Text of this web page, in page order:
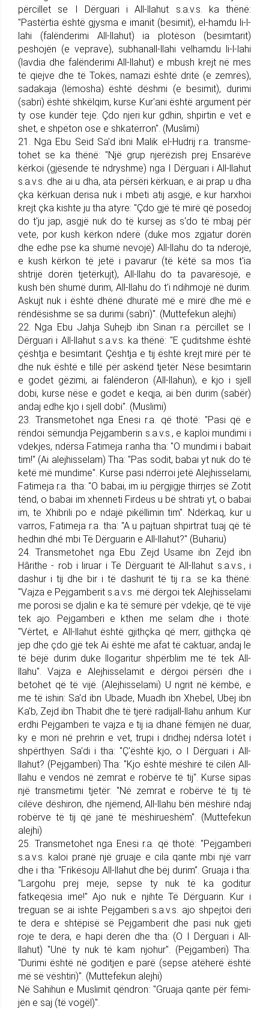
përcillet se I Dërguari i All-llahut s.a.v.s. ka thënë:
"Pastërtia është gjysma e imanit (besimit), el-hamdu li-l-
lahi (falënderimi All-llahut) ia plotëson (besimtarit)
peshojën (e veprave), subhanall-llahi velhamdu li-l-lahi
(lavdia dhe falënderimi All-llahut) e mbush krejt në mes
të qiejve dhe të Tokës, namazi është dritë (e zemrës),
sadakaja (lëmosha) është dëshmi (e besimit), durimi
(sabri) është shkëlqim, kurse Kur'ani është argument për
ty ose kundër teje. Çdo njeri kur gdhin, shpirtin e vet e
shet, e shpëton ose e shkatë­rron". (Muslimi)
21. Nga Ebu Seid Sa'd ibni Malik el-Hudrij r.a. trans­me­
tohet se ka thënë: "Një grup njerëzish prej Ensarëve
kërkoi (gjësende të ndryshme) nga I Dërguari i All-llahut
s.a.v.s. dhe ai u dha, ata për­sëri kërkuan, e ai prap u dha
çka kërkuan derisa nuk i mbeti atij as­gjë, e kur harxhoi
krejt çka kishte ju tha atyre: "Çdo gjë të mirë që posedoj
do t'ju jap, asgjë nuk do të kursej as s'do të mbaj për
vete, por kush kërkon nderë (duke mos zgjatur dorën
dhe edhe pse ka shumë nevojë) All-llahu do ta nderojë,
e kush kërkon të jetë i pavarur (të këtë sa mos t'ia
shtrijë dorën tjetërkujt), All-llahu do ta pavarësojë, e
kush bën shumë durim, All-llahu do t'i ndihmojë në durim.
Askujt nuk i është dhënë dhuratë më e mirë dhe më e
rëndësishme se sa durimi (sabri)". (Muttefekun alejhi)
22. Nga Ebu Jahja Suhejb ibn Sinan r.a. përcillet se I
Dërguari i All-llahut s.a.v.s. ka thënë: "E çuditshme është
çështja e besim­tarit. Çështja e tij është krejt mirë për të
dhe nuk është e tillë për as­kënd tjetër. Nëse besimtarin
e go­det gëzimi, ai falënderon (All-lla­hun), e kjo i sjell
dobi, kurse nëse e godet e keqja, ai bën durim (sabër)
andaj edhe kjo i sjell dobi". (Mus­limi)
23. Trans­me­tohet nga Enesi r.a. që thotë: "Pasi që e
rëndoi sëmund­ja Pej­gam­be­rin s.a.v.s., e kaploi mundimi i
vdekjes, ndërsa Fatimeja r.anha tha: "O mundimi i babait
tim!" (Ai alejhisselam) Tha: "Pas sodit, babai yt nuk do të
ketë më mundime". Kurse pasi ndërroi jetë Alej­his­selami,
Fatimeja r.a. tha: "O babai, im iu për­gjigje thirrjes së Zotit
tënd, o babai im xhenneti Firdeus u bë shtrati yt, o babai
im, te Xhibrili po e ndajë pikëllimin tim". Ndërkaq, kur u
varros, Fatimeja r.a. tha: "A u pajtuan shpirtrat tuaj që të
hedhin dhé mbi Të Dërguarin e All-llahut?" (Buhariu)
24. Trans­me­tohet nga Ebu Zejd Usame ibn Zejd ibn
Hârithe - rob i liruar i Të Dërguarit të All-llahut s.a.v.s., i
dashur i tij dhe bir i të dashurit të tij r.a. se ka thënë:
"Vajza e Pej­gam­be­rit s.a.v.s. më dërgoi tek Alejhisselami
me porosi se djalin e ka të sëmurë për vdekje, që të vijë
tek ajo. Pej­gam­be­ri e kthen me selam dhe i thotë:
"Vërtet, e All-llahut është gjithçka që merr, gjithçka që
jep dhe çdo gjë tek Ai është me afat të caktuar, andaj le
të bëjë durim duke llogaritur shpërblim me të tek All-
llahu". Vajza e Alejhisselamit e dërgoi përsëri dhe i
betohet që të vijë. (Alejhisselami) U ngrit në këmbë, e
me të ishin: Sa'd ibn Ubade, Muadh ibn Xhebel, Ubej ibn
Ka'b, Zejd ibn Thabit dhe të tjerë radi­jall-llahu anhum. Kur
erdhi Pe­j­gam­be­ri te vajza e tij ia dhanë fëmijën në duar,
ky e mori në pre­hrin e vet, trupi i dridhej ndërsa lotët i
shpërthyen. Sa'di i tha: "Ç'është kjo, o I Dërguari i All-
llahut? (Pej­gam­be­ri) Tha: "Kjo është mëshirë të cilën All-
llahu e vendos në zemrat e robërve të tij". Kurse sipas
një transmetimi tjetër: "Në zemrat e robërve të tij të
cilëve dëshiron, dhe njëmend, All-llahu bën mëshirë ndaj
robërve të tij që janë të mëshirueshëm". (Muttefekun
alejhi)
25. Trans­me­tohet nga Enesi r.a. që thotë: "Pej­gam­be­ri
s.a.v.s. kaloi pranë një gruaje e cila qante mbi një varr
dhe i tha: "Frikësoju All-llahut dhe bëj durim". Gruaja i tha:
"Largohu prej meje, sepse ty nuk të ka goditur
fatkeqësia ime!" Ajo nuk e njihte Të Dërguarin. Kur i
treguan se ai ishte Pej­gam­be­ri s.a.v.s. ajo shpejtoi deri
te dera e shtëpisë së Pej­gam­be­rit dhe pasi nuk gjeti
roje te dera, e hapi derën dhe tha: (O I Dërguari i All-
llahut) "Unë ty nuk të kam njohur". (Pej­gam­be­ri) Tha:
"Durimi është në goditjen e parë (sepse atëherë është
më së vështiri)". (Muttefekun alejhi)
Në Sahihun e Muslimit qën­dron: "Gruaja qante për fëmi­
jën e saj (të vogël)".